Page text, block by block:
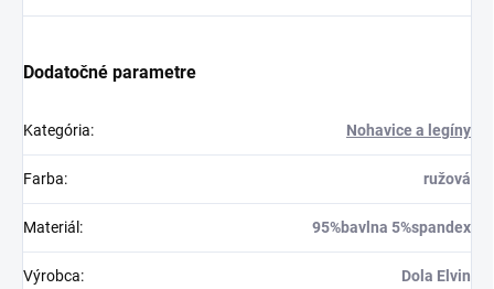
Dodatočné parametre
Kategória: Nohavice a legíny
Farba: ružová
Materiál : 95%bavlna 5%spandex
Výrobca: Dola Elvin